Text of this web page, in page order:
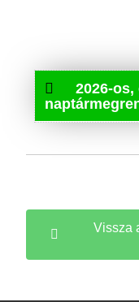
2026-
Vissza